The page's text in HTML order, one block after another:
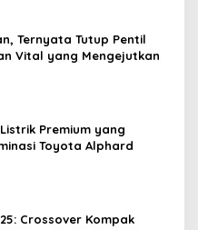
Ternyata Tutup Pentil
Vital yang Mengejutkan
Listrik Premium yang
Toyota Alphard
Crossover Kompak